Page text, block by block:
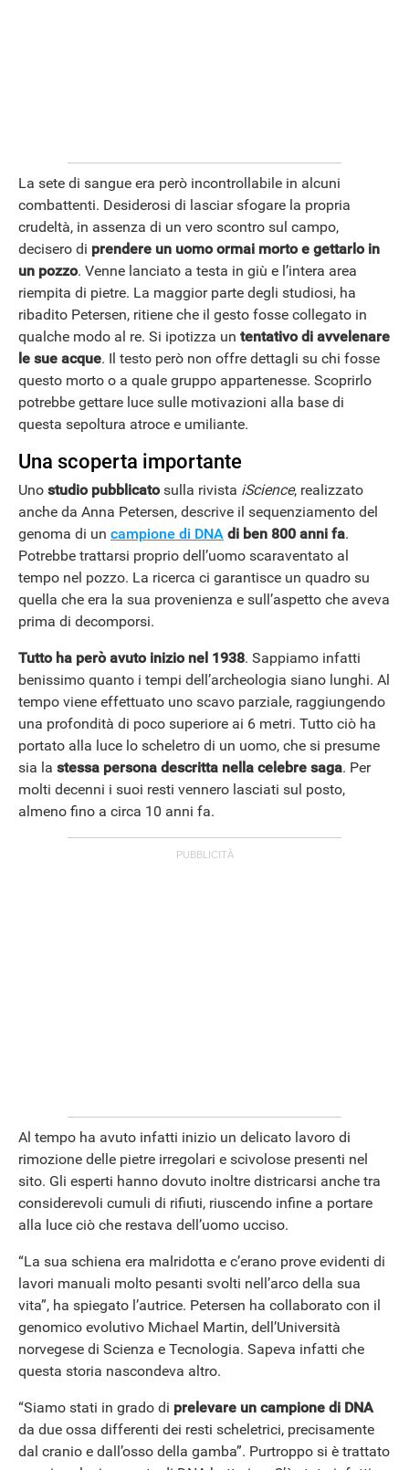
ANDROID
La sete di sangue era però incontrollabile in alcuni
combattenti. Desiderosi di lasciar sfogare la propria
crudeltà, in assenza di un vero scontro sul campo,
decisero di prendere un uomo ormai morto e gettarlo in
un pozzo. Venne lanciato a testa in giù e l’intera area
riempita di pietre. La maggior parte degli studiosi, ha
ribadito Petersen, ritiene che il gesto fosse collegato in
qualche modo al re. Si ipotizza un tentativo di avvelenare
le sue acque. Il testo però non offre dettagli su chi fosse
questo morto o a quale gruppo appartenesse. Scoprirlo
potrebbe gettare luce sulle motivazioni alla base di
questa sepoltura atroce e umiliante.
Una scoperta importante
Uno studio pubblicatosulla rivista iScience, realizzato
anche da Anna Petersen, descrive il sequenziamento del
genoma di un campione di DNA di ben 800 anni fa.
Potrebbe trattarsi proprio dell’uomo scaraventato al
tempo nel pozzo. La ricerca ci garantisce un quadro su
quella che era la sua provenienza e sull’aspetto che aveva
prima di decomporsi.
Tutto ha però avuto inizio nel 1938. Sappiamo infatti
benissimo quanto i tempi dell’archeologia siano lunghi. Al
tempo viene effettuato uno scavo parziale, raggiungendo
una profondità di poco superiore ai 6 metri. Tutto ciò ha
portato alla luce lo scheletro di un uomo, che si presume
sia la stessa persona descritta nella celebre saga. Per
molti decenni i suoi resti vennero lasciati sul posto,
almeno fino a circa 10 anni fa.
Al tempo ha avuto infatti inizio un delicato lavoro di
rimozione delle pietre irregolari e scivolose presenti nel
sito. Gli esperti hanno dovuto inoltre districarsi anche tra
considerevoli cumuli di rifiuti, riuscendo infine a portare
alla luce ciò che restava dell’uomo ucciso.
“La sua schiena era malridotta e c’erano prove evidenti di
lavori manuali molto pesanti svolti nell’arco della sua
vita”, ha spiegato l’autrice. Petersen ha collaborato con il
genomico evolutivo Michael Martin, dell’Università
norvegese di Scienza e Tecnologia. Sapeva infatti che
questa storia nascondeva altro.
“Siamo stati in grado di prelevare un campione di DNA
da due ossa differenti dei resti scheletrici, precisamente
dal cranio e dall’osso della gamba”. Purtroppo si è trattato